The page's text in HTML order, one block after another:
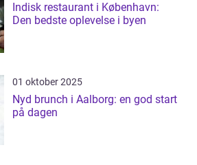
Indisk restaurant i København:
Den bedste oplevelse i byen
01 oktober 2025
Nyd brunch i Aalborg: en god start
på dagen